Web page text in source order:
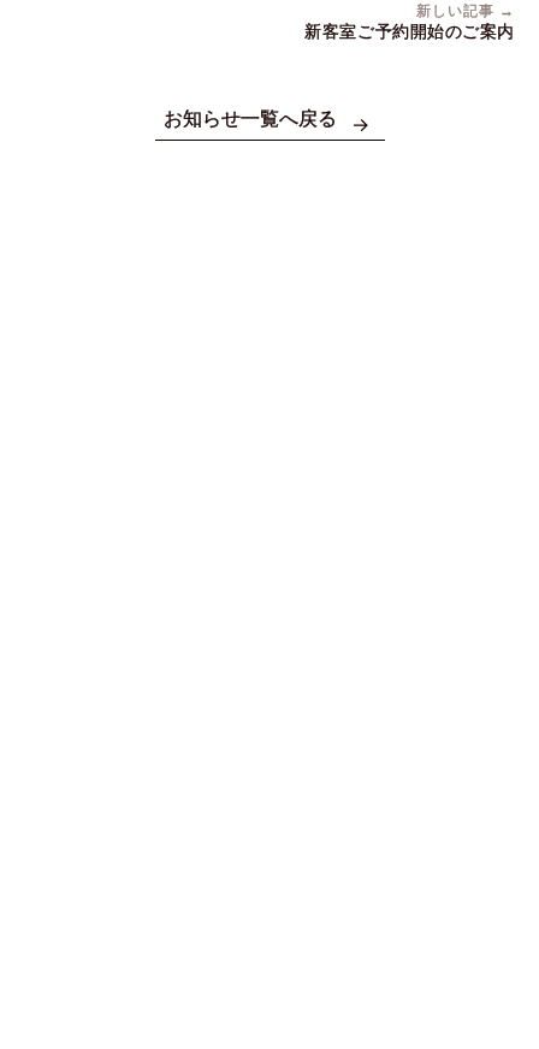
新しい記事 →
新客室ご予約開始のご案内
お知らせ一覧へ戻る